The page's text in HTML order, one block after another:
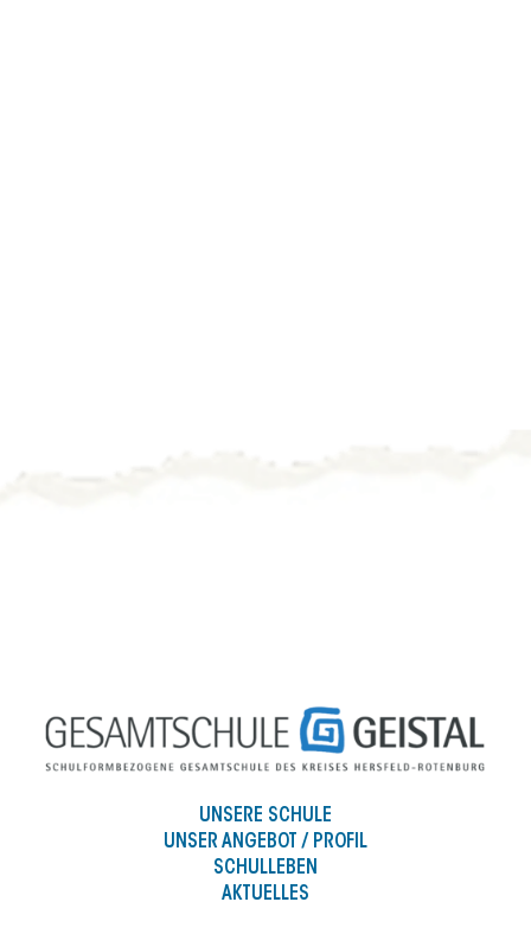
UNSERE SCHULE
UNSER ANGEBOT / PROFIL
SCHULLEBEN
AKTUELLES